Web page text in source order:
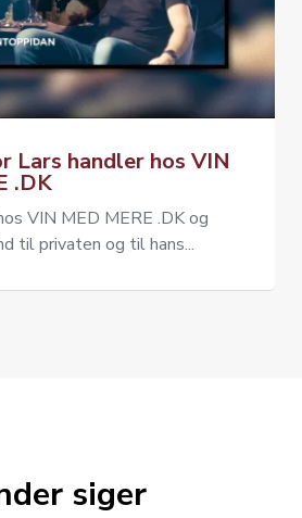
Lars handler hos VIN
.DK
VIN MED MERE .DK og
til privaten og til hans...
siger